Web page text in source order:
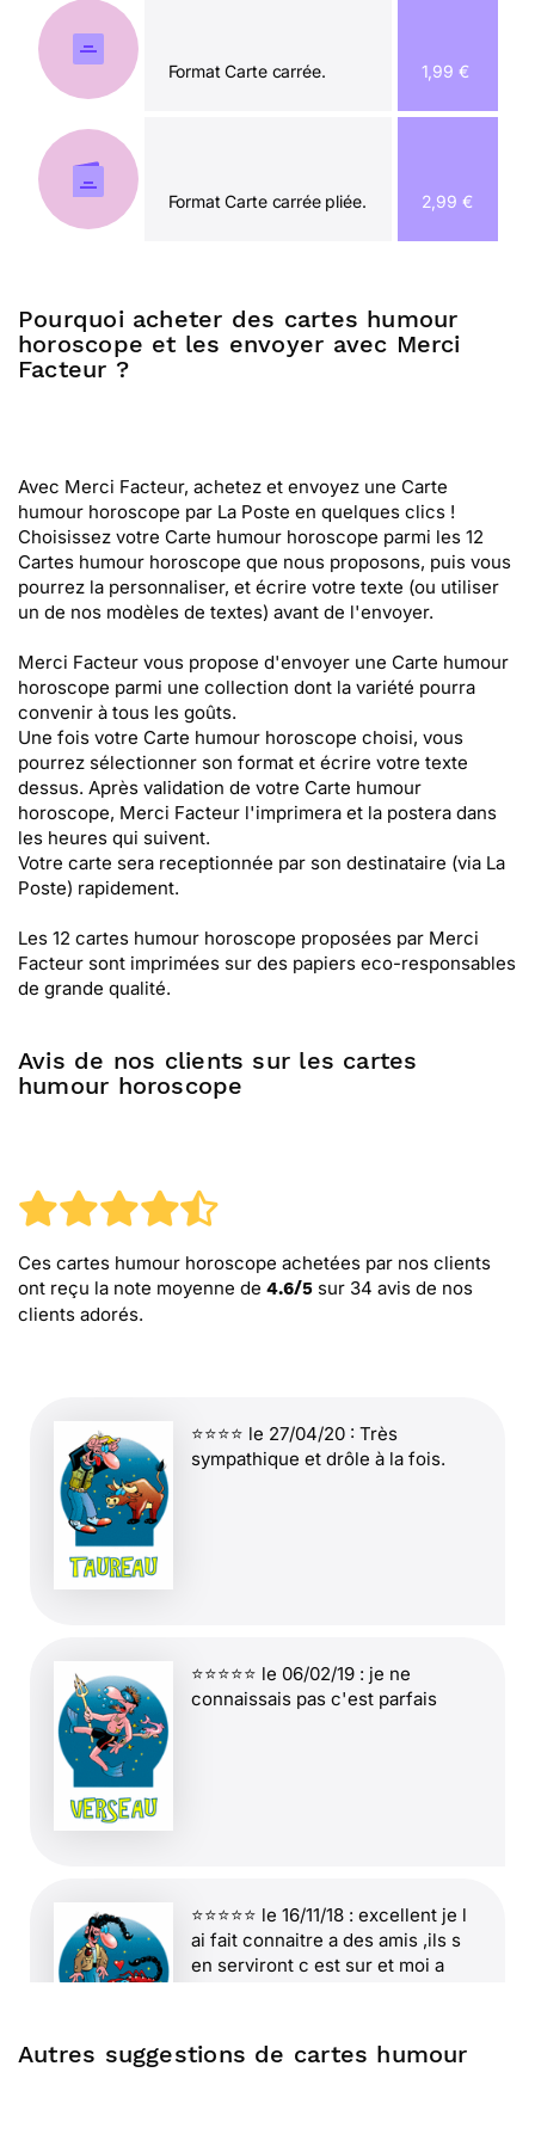
Format Carte carrée. 1,99 €
Format Carte carrée pliée. 2,99 €
Pourquoi acheter des cartes humour
horoscope et les envoyer avec Merci
Facteur ?
Avec Merci Facteur, achetez et envoyez une Carte
humour horoscope par La Poste en quelques clics !
Choisissez votre Carte humour horoscope parmi les 12
Cartes humour horoscope que nous proposons, puis vous
pourrez la personnaliser, et écrire votre texte (ou utiliser
un de nos modèles de textes) avant de l'envoyer.
Merci Facteur vous propose d'envoyer une Carte humour
horoscope parmi une collection dont la variété pourra
convenir à tous les goûts.
Une fois votre Carte humour horoscope choisi, vous
pourrez sélectionner son format et écrire votre texte
dessus. Après validation de votre Carte humour
horoscope, Merci Facteur l'imprimera et la postera dans
les heures qui suivent.
Votre carte sera receptionnée par son destinataire (via La
Poste) rapidement.
Les 12 cartes humour horoscope proposées par Merci
Facteur sont imprimées sur des papiers eco-responsables
de grande qualité.
Avis de nos clients sur les cartes
humour horoscope
Ces cartes humour horoscope achetées par nos clients
ont reçu la note moyenne de 4.6/5 sur 34 avis de nos
clients adorés.
⭐⭐⭐⭐ le 27/04/20 : Très
sympathique et drôle à la fois.
⭐⭐⭐⭐⭐ le 06/02/19 : je ne
connaissais pas c'est parfais
⭐⭐⭐⭐⭐ le 16/11/18 : excellent je l
ai fait connaitre a des amis ,ils s
en serviront c est sur et moi a
Autres suggestions de cartes humour